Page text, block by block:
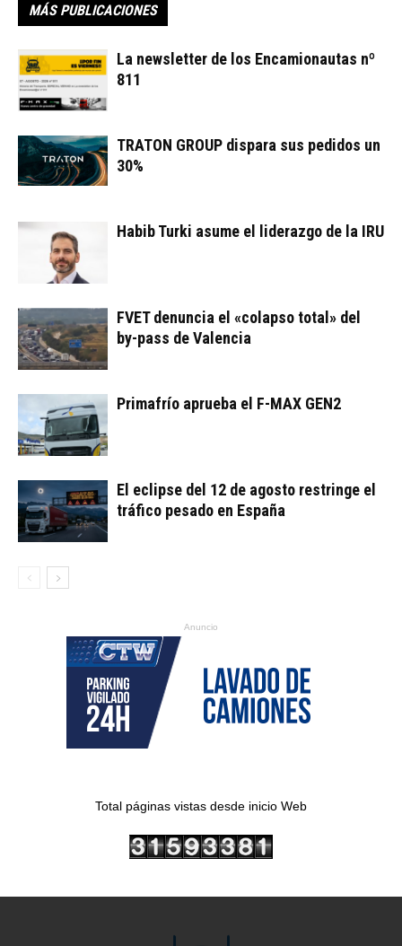
MÁS PUBLICACIONES
La newsletter de los Encamionautas nº
811
TRATON GROUP dispara sus pedidos un
30%
Habib Turki asume el liderazgo de la IRU
FVET denuncia el «colapso total» del
by-pass de Valencia
Primafrío aprueba el F-MAX GEN2
El eclipse del 12 de agosto restringe el
tráfico pesado en España
Anuncio
Total páginas vistas desde inicio Web